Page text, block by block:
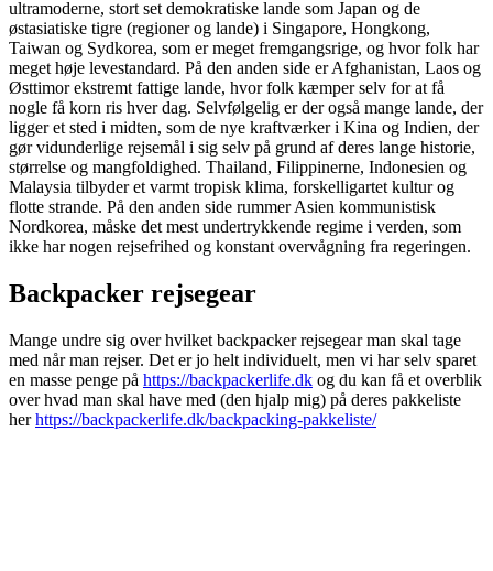
ultramoderne, stort set demokratiske lande som Japan og de
østasiatiske tigre (regioner og lande) i Singapore, Hongkong,
Taiwan og Sydkorea, som er meget fremgangsrige, og hvor folk har
meget høje levestandard. På den anden side er Afghanistan, Laos og
Østtimor ekstremt fattige lande, hvor folk kæmper selv for at få
nogle få korn ris hver dag. Selvfølgelig er der også mange lande, der
ligger et sted i midten, som de nye kraftværker i Kina og Indien, der
gør vidunderlige rejsemål i sig selv på grund af deres lange historie,
størrelse og mangfoldighed. Thailand, Filippinerne, Indonesien og
Malaysia tilbyder et varmt tropisk klima, forskelligartet kultur og
flotte strande. På den anden side rummer Asien kommunistisk
Nordkorea, måske det mest undertrykkende regime i verden, som
ikke har nogen rejsefrihed og konstant overvågning fra regeringen.
Backpacker rejsegear
Mange undre sig over hvilket backpacker rejsegear man skal tage
med når man rejser. Det er jo helt individuelt, men vi har selv sparet
en masse penge på https://backpackerlife.dk og du kan få et overblik
over hvad man skal have med (den hjalp mig) på deres pakkeliste
herhttps://backpackerlife.dk/backpacking-pakkeliste/